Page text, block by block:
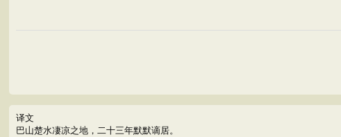
译文
巴山楚水凄凉之地，二十三年默默谪居。